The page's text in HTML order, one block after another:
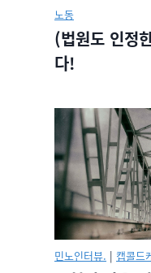
노동
(법원도 인정
다!
민노인터뷰. | 캡콜드